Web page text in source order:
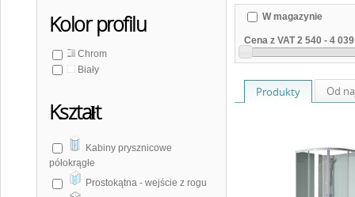
Kolor profilu
Chrom
Biały
Kształt
Kabiny prysznicowe
półokrągłe
Prostokątna - wejście z rogu
W magazynie
Cena z VAT 2 540 - 4 039
Produkty Od